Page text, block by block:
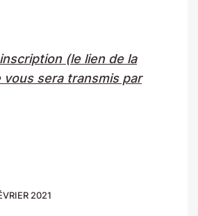
(le lien de la
sera transmis par
2021